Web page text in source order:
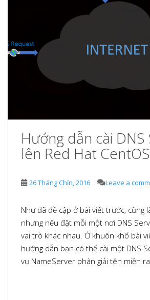
Hướng dẫn cài
lên Red Hat
26 Tháng Chín, 2016 Leave a
Như đã đề cập ở bài viết trước, cũng
nhưng nếu đặt mỗi một nơi DNS
vai trò khác nhau. Ở khuôn khổ bài
hướng dẫn bạn có thể cài một DNS
vụ NameServer phân giải tên miền